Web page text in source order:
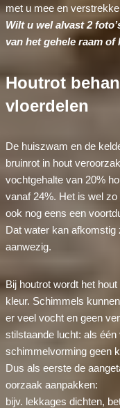
met u mee en
Wilt u wel alvast 2
van het gehele raam of
Houtrot
vloerdelen
De huiszwam en de
bruinrot in hout
vochtgehalte van 20%
vanaf 24%. Het is wel
ook nog eens een
Dat water kan afkomstig
aanwezig.
Bij houtrot wordt het
kleur. Schimmels
er veel vocht en geen
stilstaande lucht: als
schimmelvorming geen
Dus als eerste de
oorzaak aanpakken:
bijv. lekkages dichten,